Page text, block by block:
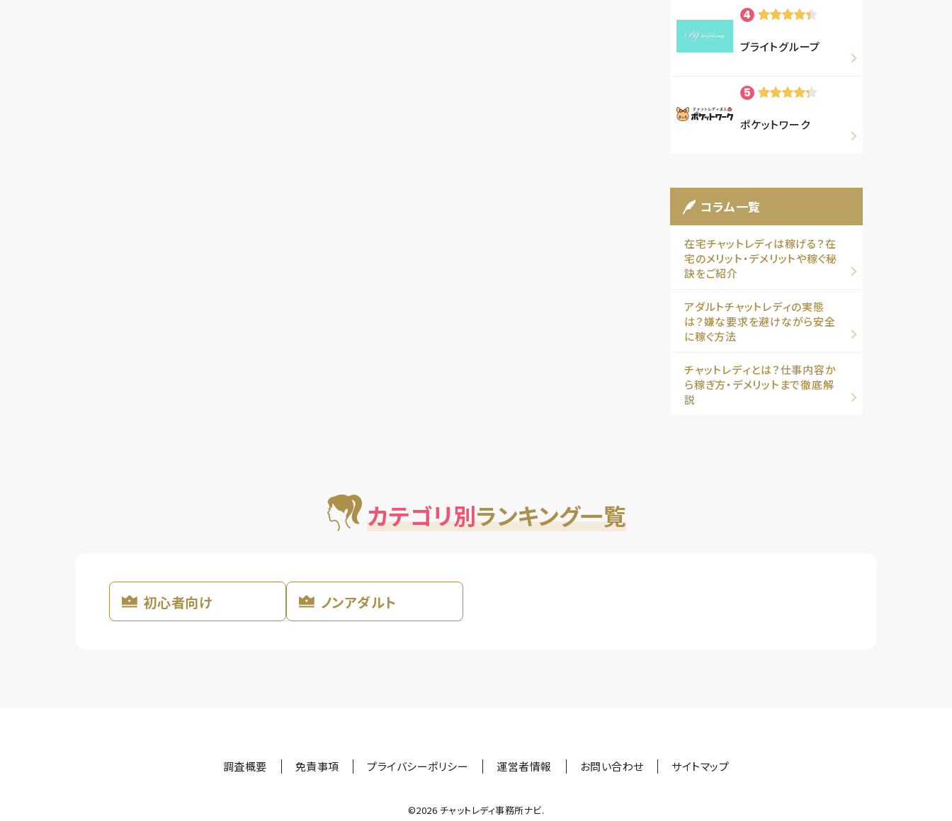
ブライトグループ
ポケットワーク
コラム一覧
在宅チャットレディは稼げる？在
宅のメリット・デメリットや稼ぐ秘
訣をご紹介
アダルトチャットレディの実態
は？嫌な要求を避けながら安全
に稼ぐ方法
チャットレディとは？仕事内容か
ら稼ぎ方・デメリットまで徹底解
説
カテゴリ別ランキング一覧
初心者向け ノンアダルト
調査概要 免責事項 プライバシーポリシー 運営者情報 お問い合わせ サイトマップ
©︎2026 チャットレディ事務所ナビ.